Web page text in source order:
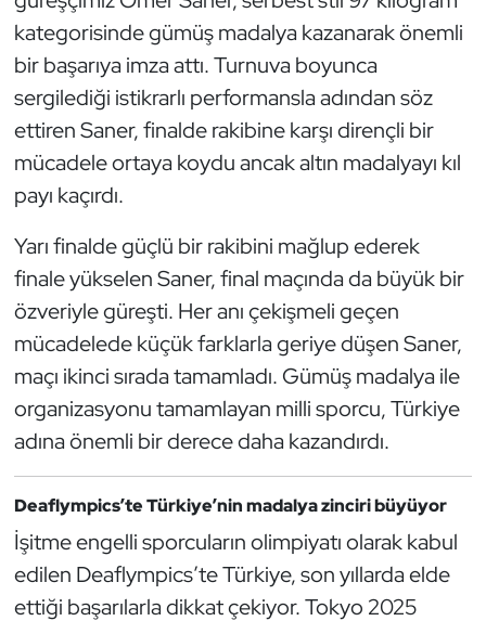
kategorisinde gümüş madalya kazanarak önemli
bir başarıya imza attı. Turnuva boyunca
sergilediği istikrarlı performansla adından söz
ettiren Saner, finalde rakibine karşı dirençli bir
mücadele ortaya koydu ancak altın madalyayı kıl
payı kaçırdı.
Yarı finalde güçlü bir rakibini mağlup ederek
finale yükselen Saner, final maçında da büyük bir
özveriyle güreşti. Her anı çekişmeli geçen
mücadelede küçük farklarla geriye düşen Saner,
maçı ikinci sırada tamamladı. Gümüş madalya ile
organizasyonu tamamlayan milli sporcu, Türkiye
adına önemli bir derece daha kazandırdı.
Deaflympics’te Türkiye’nin madalya zinciri büyüyor
İşitme engelli sporcuların olimpiyatı olarak kabul
edilen Deaflympics’te Türkiye, son yıllarda elde
ettiği başarılarla dikkat çekiyor. Tokyo 2025
Genel
Golf
Güreş
Halter
Hava Sporları
Hentbol
İşitme Engelli Sporcular
Judo ve Kuraş
Karate
Kayak